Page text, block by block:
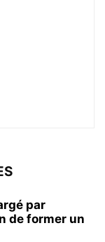
par
de former un